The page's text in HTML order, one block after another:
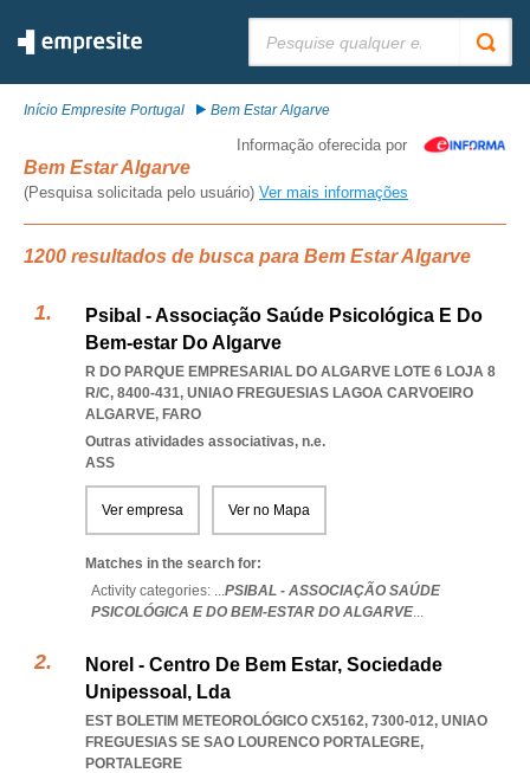
Início Empresite Portugal Bem Estar Algarve
Informação oferecida por
Bem Estar Algarve
(Pesquisa solicitada pelo usuário) Ver mais informações
1200 resultados de busca para Bem Estar Algarve
Psibal - Associação Saúde Psicológica E Do
Bem-estar Do Algarve
R DO PARQUE EMPRESARIAL DO ALGARVE LOTE 6 LOJA 8
R/C, 8400-431, UNIAO FREGUESIAS LAGOA CARVOEIRO
ALGARVE, FARO
Outras atividades associativas, n.e.
ASS
Ver empresa Ver no Mapa
Matches in the search for:
Activity categories: ...PSIBAL - ASSOCIAÇÃO SAÚDE
PSICOLÓGICA E DO BEM-ESTAR DO ALGARVE...
Norel - Centro De Bem Estar, Sociedade
Unipessoal, Lda
EST BOLETIM METEOROLÓGICO CX5162, 7300-012, UNIAO
FREGUESIAS SE SAO LOURENCO PORTALEGRE,
PORTALEGRE